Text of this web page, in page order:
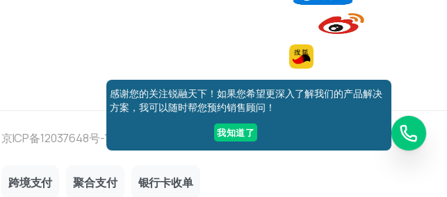
京ICP备12037648号-1 京公网安备11010802027681号
跨境支付 聚合支付 银行卡收单
电话咨询
感谢您的关注锐融天下！如果您希望更深入了解我们的产品解决
方案，我可以随时帮您预约销售顾问！
我知道了